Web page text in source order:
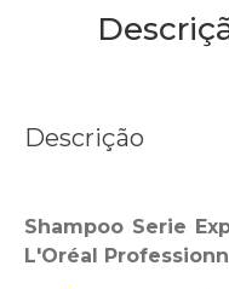
Descrição
Shampoo Serie
L'Oréal